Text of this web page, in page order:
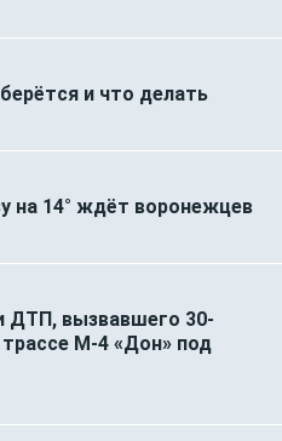
и что делать
на 14° ждёт воронежцев
ДТП, вызвавшего 30-
М-4 «Дон» под